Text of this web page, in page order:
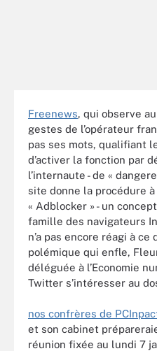
Freenews, qui observe
gestes de l’opérateur
pas ses mots, qualifiant
d’activer la fonction par
l’internaute - de «
site donne la procédure
« Adblocker » - un
famille des navigateurs
n’a pas encore réagi à ce
polémique qui enfle,
déléguée à l’Economie
Twitter s’intéresser au
nos confrères de
et son cabinet
réunion fixée au lundi 7